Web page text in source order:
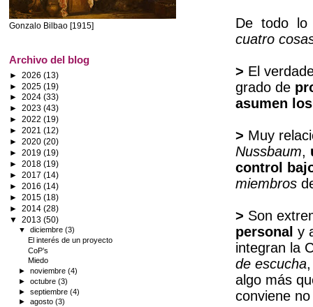
De todo lo
cuatro
> El
grado de
asumen
> Muy
Nussbaum,
control
miembros
> Son
personal y
integran la
de escucha
algo más
conviene
Gonzalo Bilbao [1915]
Archivo del blog
► 2026 (13)
► 2025 (19)
► 2024 (33)
► 2023 (43)
► 2022 (19)
► 2021 (12)
► 2020 (20)
► 2019 (19)
► 2018 (19)
► 2017 (14)
► 2016 (14)
► 2015 (18)
► 2014 (28)
▼ 2013 (50)
▼diciembre(3)
El interés de un proyecto
CoP’s
Miedo
►noviembre(4)
►octubre(3)
►septiembre(4)
►agosto(3)